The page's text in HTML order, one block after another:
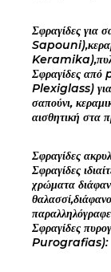
Σφραγίδες
Σφραγίδες
Plexiglass) για
σαπούνι,
αισθητική στα
Σφραγίδες
Σφραγίδες
χρώματα
Σφραγίδες
Purografias):